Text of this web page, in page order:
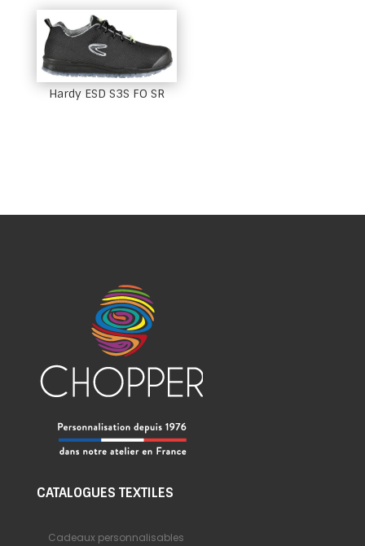
Hardy ESD S3S FO SR
CATALOGUES TEXTILES
Cadeaux personnalisables